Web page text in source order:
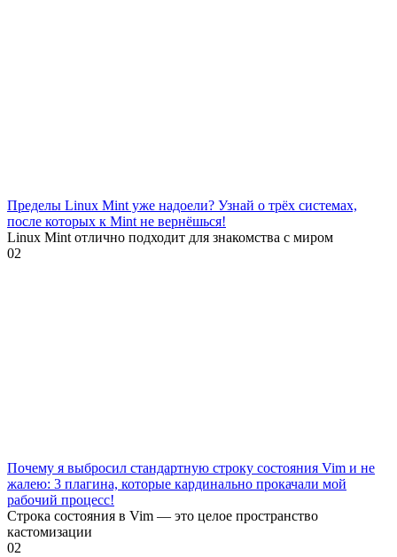
Пределы Linux Mint уже надоели? Узнай о трёх системах,
после которых к Mint не вернёшься!
Linux Mint отлично подходит для знакомства с миром
02
Почему я выбросил стандартную строку состояния Vim и не
жалею: 3 плагина, которые кардинально прокачали мой
рабочий процесс!
Строка состояния в Vim — это целое пространство
кастомизации
02